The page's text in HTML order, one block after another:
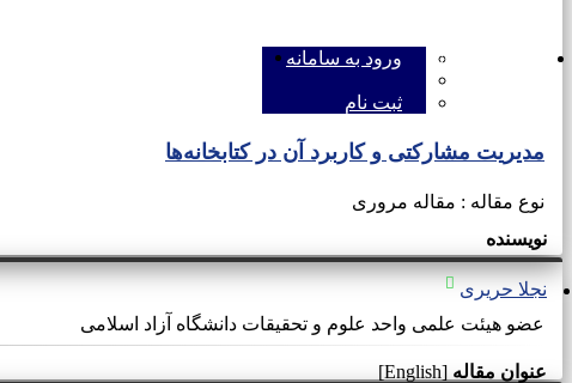
ورود به سامانه ورود به سامانه
ثبت نام
مدیریت مشارکتی و کاربرد آن در کتابخانه‌ها
نوع مقاله : مقاله مروری
نویسنده
نجلا حریری
عضو هیئت علمی واحد علوم و تحقیقات دانشگاه آزاد اسلامی
عنوان مقاله [English]